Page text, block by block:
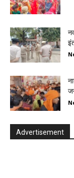
Advertisement